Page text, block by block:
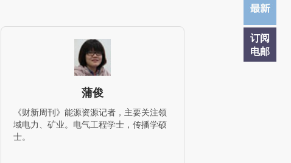
订阅
电邮
蒲俊
《财新周刊》能源资源记者，主要关注领
域电力、矿业。电气工程学士，传播学硕
士。